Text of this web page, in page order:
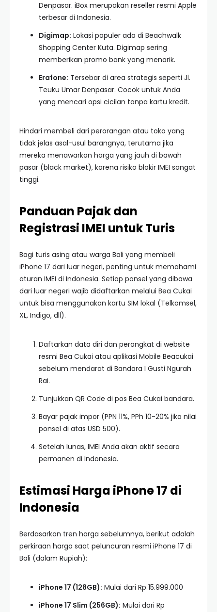
Denpasar. iBox merupakan reseller resmi Apple
terbesar di Indonesia.
Digimap: Lokasi populer ada di Beachwalk
Shopping Center Kuta. Digimap sering
memberikan promo bank yang menarik.
Erafone: Tersebar di area strategis seperti Jl.
Teuku Umar Denpasar. Cocok untuk Anda
yang mencari opsi cicilan tanpa kartu kredit.
Hindari membeli dari perorangan atau toko yang
tidak jelas asal-usul barangnya, terutama jika
mereka menawarkan harga yang jauh di bawah
pasar (black market), karena risiko blokir IMEI sangat
tinggi.
Panduan Pajak dan
Registrasi IMEI untuk Turis
Bagi turis asing atau warga Bali yang membeli
iPhone 17 dari luar negeri, penting untuk memahami
aturan IMEI di Indonesia. Setiap ponsel yang dibawa
dari luar negeri wajib didaftarkan melalui Bea Cukai
untuk bisa menggunakan kartu SIM lokal (Telkomsel,
XL, Indigo, dll).
Daftarkan data diri dan perangkat di website
resmi Bea Cukai atau aplikasi Mobile Beacukai
sebelum mendarat di Bandara I Gusti Ngurah
Rai.
Tunjukkan QR Code di pos Bea Cukai bandara.
Bayar pajak impor (PPN 11%, PPh 10-20% jika nilai
ponsel di atas USD 500).
Setelah lunas, IMEI Anda akan aktif secara
permanen di Indonesia.
Estimasi Harga iPhone 17 di
Indonesia
Berdasarkan tren harga sebelumnya, berikut adalah
perkiraan harga saat peluncuran resmi iPhone 17 di
Bali (dalam Rupiah):
iPhone 17 (128GB): Mulai dari Rp 15.999.000
iPhone 17 Slim (256GB): Mulai dari Rp